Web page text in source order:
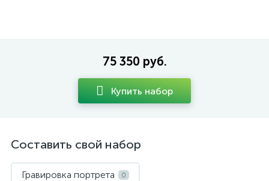
75 350 руб.
Купить набор
Составить свой набор
Гравировка портрета 0